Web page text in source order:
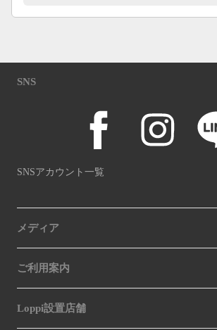
SNS
SNSアカウント一覧
メディア
ご利用案内
Loppi設置店舗